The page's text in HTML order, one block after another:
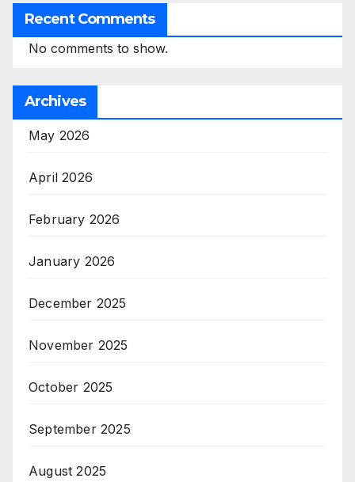
Recent Comments
No comments to show.
Archives
May 2026
April 2026
February 2026
January 2026
December 2025
November 2025
October 2025
September 2025
August 2025